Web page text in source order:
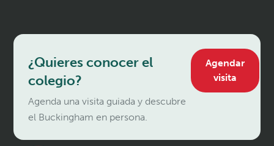
¿Quieres conocer el
colegio?
Agenda una visita guiada y descubre
el Buckingham en persona.
Agendar
visita